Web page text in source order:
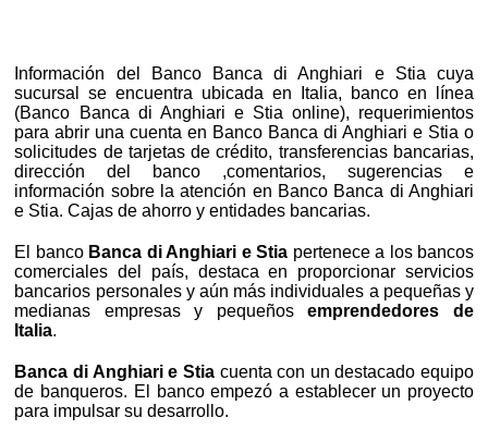
Información del Banco Banca di Anghiari e Stia cuya
sucursal se encuentra ubicada en Italia, banco en línea
(Banco Banca di Anghiari e Stia online), requerimientos
para abrir una cuenta en Banco Banca di Anghiari e Stia o
solicitudes de tarjetas de crédito, transferencias bancarias,
dirección del banco ,comentarios, sugerencias e
información sobre la atención en Banco Banca di Anghiari
e Stia. Cajas de ahorro y entidades bancarias.
El banco Banca di Anghiari e Stia pertenece a los bancos
comerciales del país, destaca en proporcionar servicios
bancarios personales y aún más individuales a pequeñas y
medianas empresas y pequeñosemprendedores de
Italia.
Banca di Anghiari e Stiacuenta con un destacado equipo
de banqueros. El banco empezó a establecer un proyecto
para impulsar su desarrollo.